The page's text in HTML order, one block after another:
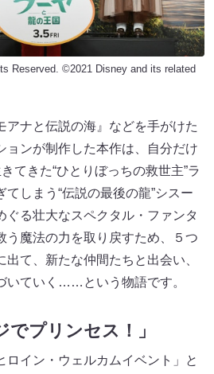
Reserved. ©2021 Disney and its related
アナと伝説の海』などを手がけた
ョンが制作した本作は、⾃分だけ
てきた“ひとりぼっちの救世主”ラ
しまう“伝説の最後の龍”シスー
ぐる壮大なスペクタル・ファンタ
う魔法の⼒を取り戻すため、５つ
て、新たな仲間たちと出会い、
いていく……という物語です。
プリンセス！」
ロイン・ウェルカムイベント」と